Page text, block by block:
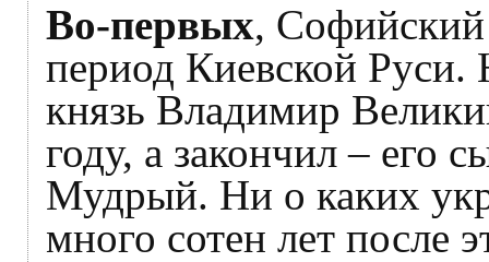
Во-первых,
период Киевской Руси.
князь Владимир
году, а закончил – его
Мудрый. Ни о каких
много сотен лет после